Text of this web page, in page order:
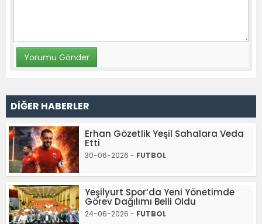
DİĞER HABERLER
Erhan Gözetlik Yeşil Sahalara Veda
Etti
30-06-2026 - FUTBOL
Yeşilyurt Spor’da Yeni Yönetimde
Görev Dağılımı Belli Oldu
24-06-2026 - FUTBOL